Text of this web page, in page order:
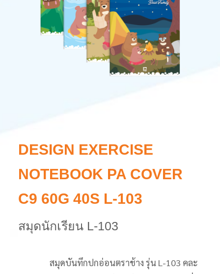
DESIGN EXERCISE
NOTEBOOK PA COVER
C9 60G 40S L-103
สมุดนักเรียน L-103
สมุดบันทึกปกอ่อนตราช้าง รุ่น L-103 คละ